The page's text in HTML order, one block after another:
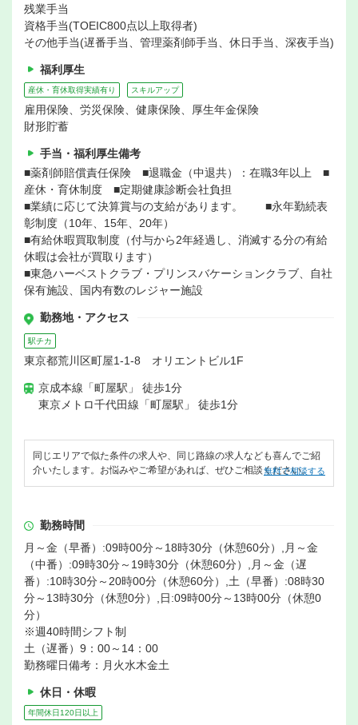
残業手当
資格手当(TOEIC800点以上取得者)
その他手当(遅番手当、管理薬剤師手当、休日手当、深夜手当)
福利厚生
産休・育休取得実績有り スキルアップ
雇用保険、労災保険、健康保険、厚生年金保険
財形貯蓄
手当・福利厚生備考
■薬剤師賠償責任保険 ■退職金（中退共）：在職3年以上 ■
産休・育休制度 ■定期健康診断会社負担
■業績に応じて決算賞与の支給があります。 ■永年勤続表
彰制度（10年、15年、20年）
■有給休暇買取制度（付与から2年経過し、消滅する分の有給
休暇は会社が買取ります）
■東急ハーベストクラブ・プリンスバケーションクラブ、自社
保有施設、国内有数のレジャー施設
勤務地・アクセス
駅チカ
東京都荒川区町屋1-1-8 オリエントビル1F
京成本線「町屋駅」 徒歩1分
東京メトロ千代田線「町屋駅」 徒歩1分
同じエリアで似た条件の求人や、同じ路線の求人なども喜んでご紹
介いたします。お悩みやご希望があれば、ぜひご相談ください。
無料で相談する
勤務時間
月～金（早番）:09時00分～18時30分（休憩60分）,月～金
（中番）:09時30分～19時30分（休憩60分）,月～金（遅
番）:10時30分～20時00分（休憩60分）,土（早番）:08時30
分～13時30分（休憩0分）,日:09時00分～13時00分（休憩0
分）
※週40時間シフト制
土（遅番）9：00～14：00
勤務曜日備考：月火水木金土
休日・休暇
年間休日120日以上